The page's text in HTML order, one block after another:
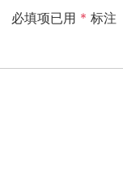
必填项已用 * 标注